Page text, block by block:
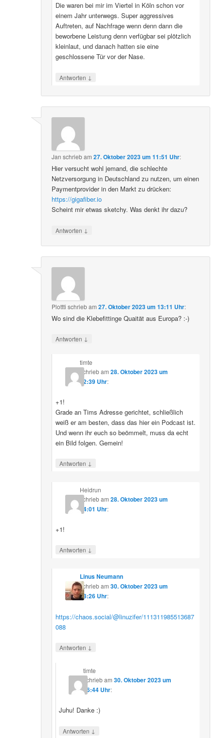
Die waren bei mir im Viertel in Köln schon vor
einem Jahr unterwegs. Super aggressives
Auftreten, auf Nachfrage wenn denn dann die
beworbene Leistung denn verfügbar sei plötzlich
kleinlaut, und danach hatten sie eine
geschlossene Tür vor der Nase.
Antworten ↓
Jan schriebam27. Oktober 2023 um 11:51 Uhr:
Hier versucht wohl jemand, die schlechte
Netzversorgung in Deutschland zu nutzen, um einen
Paymentprovider in den Markt zu drücken:
https://gigafiber.io
Scheint mir etwas sketchy. Was denkt ihr dazu?
Antworten ↓
Plottti schriebam27. Oktober 2023 um 13:11 Uhr:
Wo sind die Klebefittinge Quaität aus Europa? :-)
Antworten ↓
timte
schriebam 28. Oktober 2023 um
12:39 Uhr:
+1!
Grade an Tims Adresse gerichtet, schließlich
weiß er am besten, dass das hier ein Podcast ist.
Und wenn ihr euch so beömmelt, muss da echt
ein Bild folgen. Gemein!
Antworten ↓
Heidrun
schriebam 28. Oktober 2023 um
14:01 Uhr:
+1!
Antworten ↓
Linus Neumann
schriebam 30. Oktober 2023 um
08:26 Uhr:
https://chaos.social/@linuzifer/111311985513687
088
Antworten ↓
timte
schriebam30. Oktober 2023 um
16:44 Uhr:
Juhu! Danke :)
Antworten ↓